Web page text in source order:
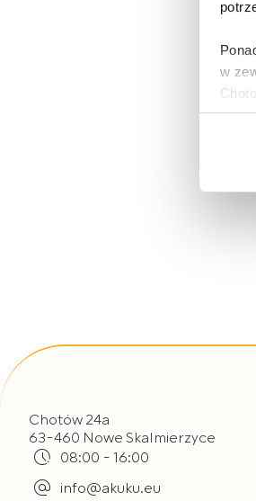
w
Chotów 24a
63-460 Nowe Skalmierzyce
08:00 - 16:00
info@akuku.eu